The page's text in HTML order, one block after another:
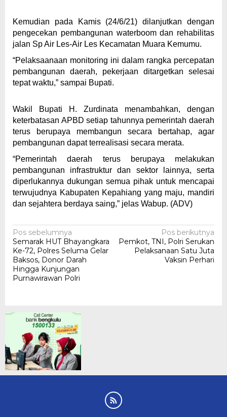
Kemudian pada Kamis (24/6/21) dilanjutkan dengan
pengecekan pembangunan waterboom dan rehabilitas
jalan Sp Air Les-Air Les Kecamatan Muara Kemumu.
“Pelaksaanaan monitoring ini dalam rangka percepatan
pembangunan daerah, pekerjaan ditargetkan selesai
tepat waktu,” sampai Bupati.
Wakil Bupati H. Zurdinata menambahkan, dengan
keterbatasan APBD setiap tahunnya pemerintah daerah
terus berupaya membangun secara bertahap, agar
pembangunan dapat terrealisasi secara merata.
“Pemerintah daerah terus berupaya melakukan
pembangunan infrastruktur dan sektor lainnya, serta
diperlukannya dukungan semua pihak untuk mencapai
terwujudnya Kabupaten Kepahiang yang maju, mandiri
dan sejahtera berdaya saing,” jelas Wabup. (ADV)
Navigasi
pos
Pos sebelumnya
Semarak HUT Bhayangkara
Ke-72, Polres Seluma Gelar
Baksos, Donor Darah
Hingga Kunjungan
Purnawirawan Polri
Pos berikutnya
Pemkot, TNI, Polri Serukan
Pelaksanaan Satu Juta
Vaksin Perhari